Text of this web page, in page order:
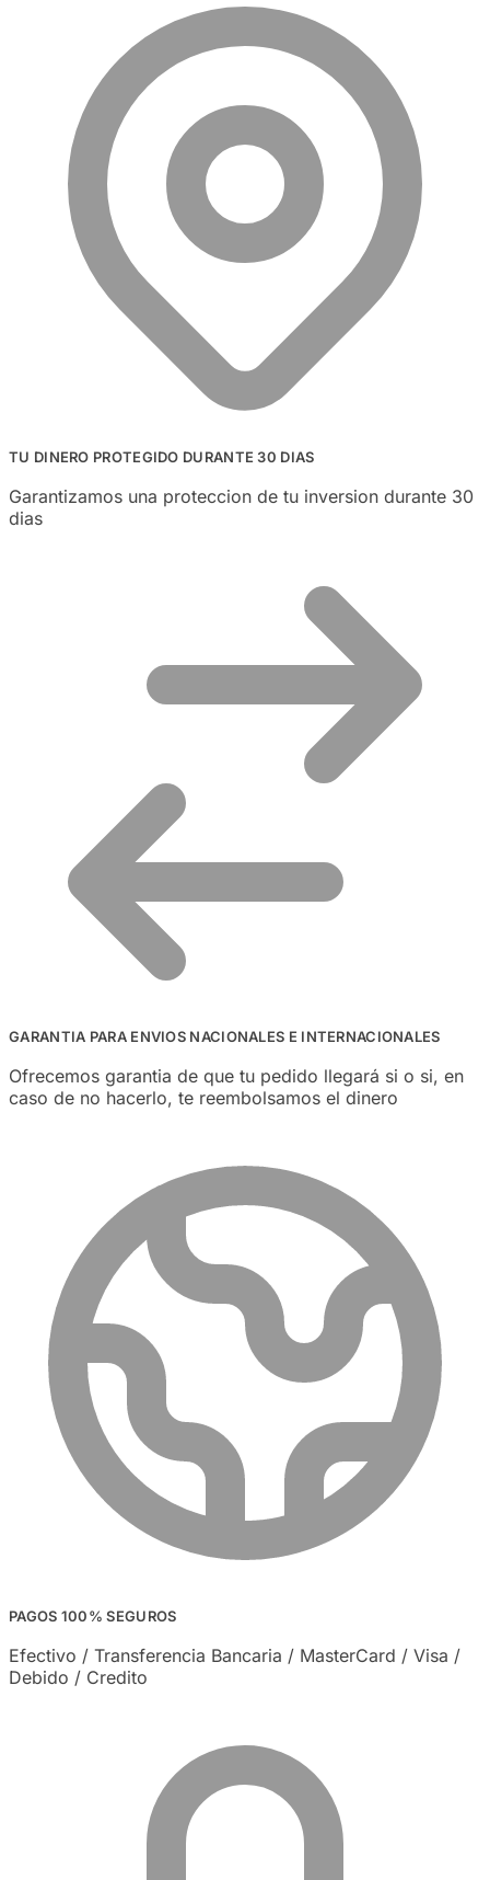
TU DINERO PROTEGIDO DURANTE 30 DIAS
Garantizamos una proteccion de tu inversion durante 30
dias
GARANTIA PARA ENVIOS NACIONALES E INTERNACIONALES
Ofrecemos garantia de que tu pedido llegará si o si, en
caso de no hacerlo, te reembolsamos el dinero
PAGOS 100% SEGUROS
Efectivo / Transferencia Bancaria / MasterCard / Visa /
Debido / Credito